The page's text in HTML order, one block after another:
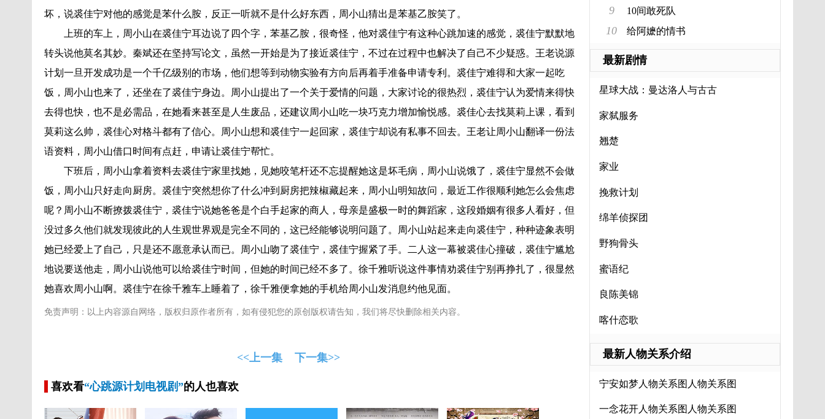
坏，说裘佳宁对他的感觉是苯什么胺，反正一听就不是什么好东西，周小山猜出是苯基乙胺笑了。
上班的车上，周小山在裘佳宁耳边说了四个字，苯基乙胺，很奇怪，他对裘佳宁有这种心跳加速的感觉，裘佳宁默默地
转头说他莫名其妙。秦斌还在坚持写论文，虽然一开始是为了接近裘佳宁，不过在过程中也解决了自己不少疑惑。王老说源
计划一旦开发成功是一个千亿级别的市场，他们想等到动物实验有方向后再着手准备申请专利。裘佳宁难得和大家一起吃
饭，周小山也来了，还坐在了裘佳宁身边。周小山提出了一个关于爱情的问题，大家讨论的很热烈，裘佳宁认为爱情来得快
去得也快，也不是必需品，在她看来甚至是人生废品，还建议周小山吃一块巧克力增加愉悦感。裘佳心去找莫莉上课，看到
莫莉这么帅，裘佳心对格斗都有了信心。周小山想和裘佳宁一起回家，裘佳宁却说有私事不回去。王老让周小山翻译一份法
语资料，周小山借口时间有点赶，申请让裘佳宁帮忙。
下班后，周小山拿着资料去裘佳宁家里找她，见她咬笔杆还不忘提醒她这是坏毛病，周小山说饿了，裘佳宁显然不会做
饭，周小山只好走向厨房。裘佳宁突然想你了什么冲到厨房把辣椒藏起来，周小山明知故问，最近工作很顺利她怎么会焦虑
呢？周小山不断撩拨裘佳宁，裘佳宁说她爸爸是个白手起家的商人，母亲是盛极一时的舞蹈家，这段婚姻有很多人看好，但
没过多久他们就发现彼此的人生观世界观是完全不同的，这已经能够说明问题了。周小山站起来走向裘佳宁，种种迹象表明
她已经爱上了自己，只是还不愿意承认而已。周小山吻了裘佳宁，裘佳宁握紧了手。二人这一幕被裘佳心撞破，裘佳宁尴尬
地说要送他走，周小山说他可以给裘佳宁时间，但她的时间已经不多了。徐千雅听说这件事情劝裘佳宁别再挣扎了，很显然
她喜欢周小山啊。裘佳宁在徐千雅车上睡着了，徐千雅便拿她的手机给周小山发消息约他见面。
免责声明：以上内容源自网络，版权归原作者所有，如有侵犯您的原创版权请告知，我们将尽快删除相关内容。
<<上一集 下一集>>
喜欢看“心跳源计划电视剧”的人也喜欢
9 10间敢死队
10 给阿嬷的情书
最新剧情
星球大战：曼达洛人与古古
家弑服务
翘楚
家业
挽救计划
绵羊侦探团
野狗骨头
蜜语纪
良陈美锦
喀什恋歌
最新人物关系介绍
宁安如梦人物关系图人物关系图
一念花开人物关系图人物关系图